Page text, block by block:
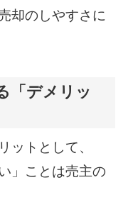
却のしやすさに
「デメリッ
ットとして、
」ことは売主の